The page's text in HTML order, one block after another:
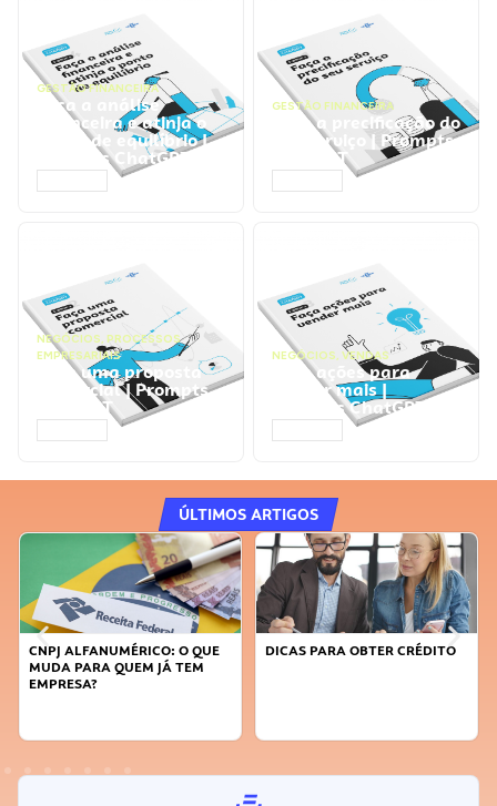
GESTÃO FINANCEIRA
Faça a análise
financeira e atinja o
ponto de equilíbrio |
Prompts ChatGPT
GESTÃO FINANCEIRA
Faça a precificação do
seu serviço | Prompts
ChatGPT
NEGÓCIOS, PROCESSOS
EMPRESARIAIS
Faça uma proposta
comercial | Prompts
ChatGPT
NEGÓCIOS, VENDAS
Faça ações para
vender mais |
Prompts ChatGPT
ÚLTIMOS ARTIGOS
DICAS PARA OBTER CRÉDITO
FAÇA A DIFERENÇA: SEJA